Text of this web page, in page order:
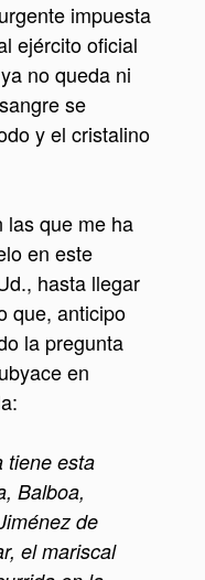
impuesta
ejército oficial
no queda ni
se
y el cristalino
las que me ha
en este
hasta llegar
que, anticipo
la pregunta
en
tiene esta
Balboa,
de
el mariscal